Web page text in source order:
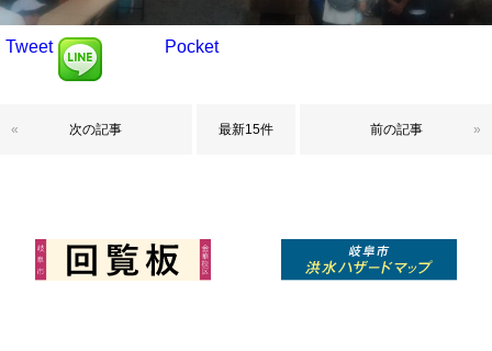
Tweet Pocket
次の記事
« 最新15件 前の記事 »